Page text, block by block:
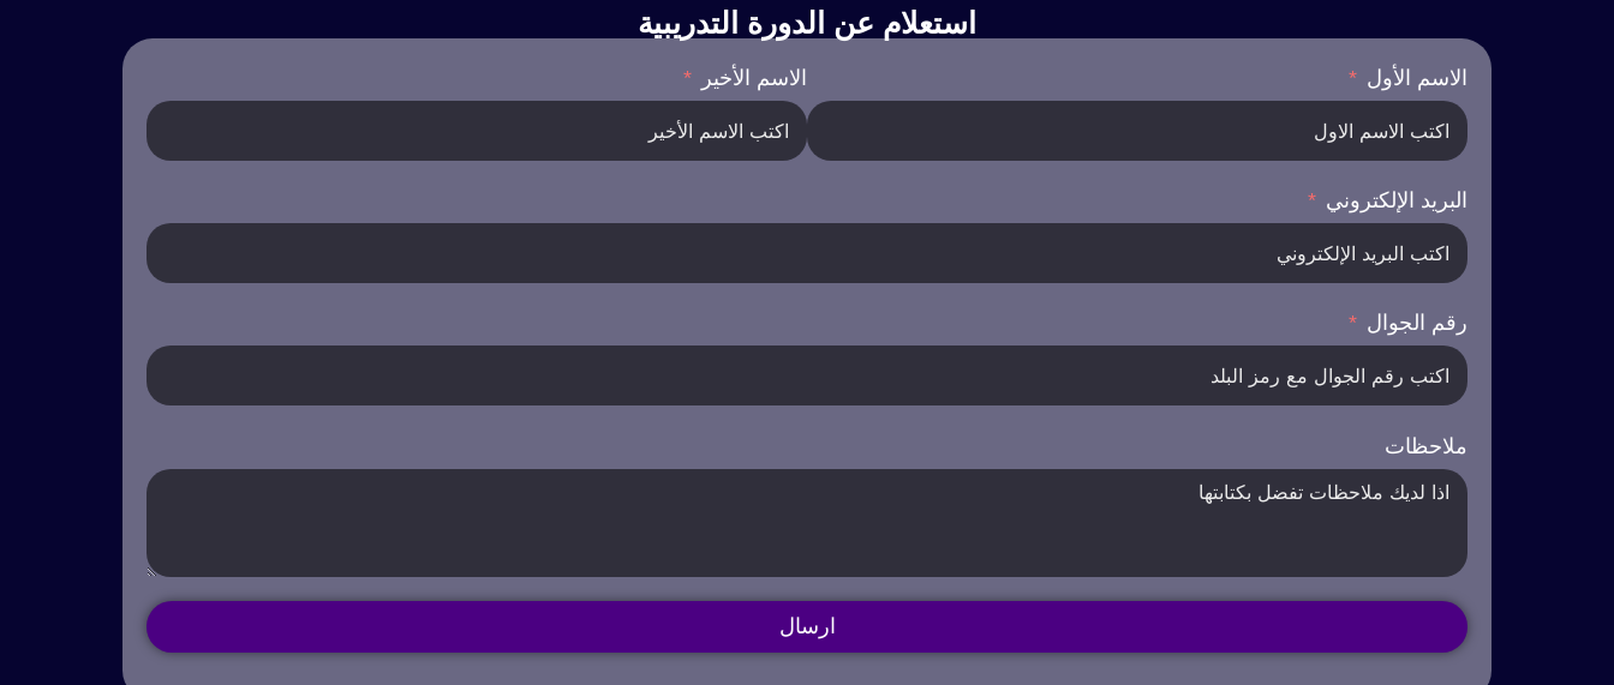
استعلام عن الدورة التدريبية
الاسم الأول الاسم الأخير
البريد الإلكتروني
رقم الجوال
ملاحظات
ارسال